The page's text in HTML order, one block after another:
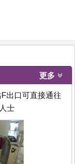
更多
出口可直接通往
士